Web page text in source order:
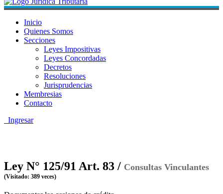
Inicio
Quienes Somos
Secciones
Leyes Impositivas
Leyes Concordadas
Decretos
Resoluciones
Jurisprudencias
Membresias
Contacto
Ingresar
Ley N° 125/91 Art. 83 / Consultas Vinculantes
(Visitado: 389 veces)